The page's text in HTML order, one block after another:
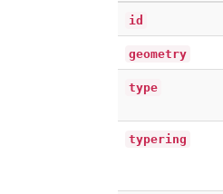
id
geometry
type
typering